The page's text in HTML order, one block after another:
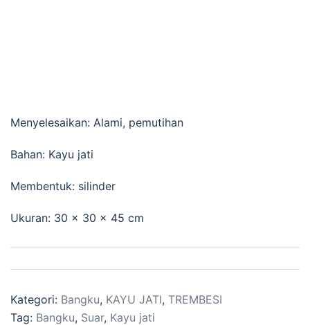
Menyelesaikan: Alami, pemutihan
Bahan: Kayu jati
Membentuk: silinder
Ukuran: 30 x 30 x 45 cm
Kategori: Bangku, KAYU JATI, TREMBESI
Tag: Bangku, Suar, Kayu jati